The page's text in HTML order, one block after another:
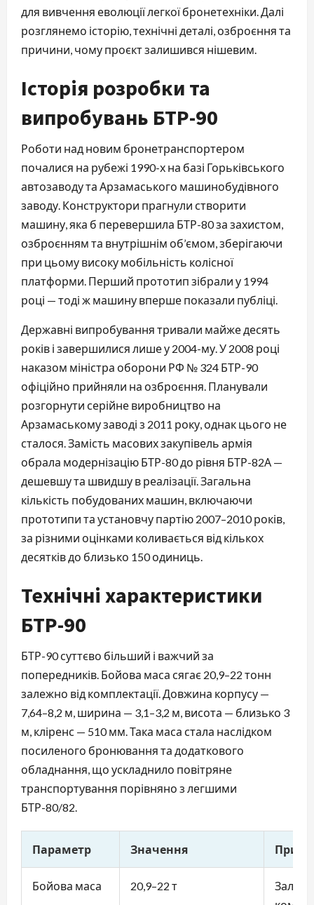
для вивчення еволюції легкої бронетехніки. Далі
розглянемо історію, технічні деталі, озброєння та
причини, чому проєкт залишився нішевим.
Історія розробки та
випробувань БТР-90
Роботи над новим бронетранспортером
почалися на рубежі 1990-х на базі Горьківського
автозаводу та Арзамаського машинобудівного
заводу. Конструктори прагнули створити
машину, яка б перевершила БТР-80 за захистом,
озброєнням та внутрішнім об’ємом, зберігаючи
при цьому високу мобільність колісної
платформи. Перший прототип зібрали у 1994
році — тоді ж машину вперше показали публіці.
Державні випробування тривали майже десять
років і завершилися лише у 2004-му. У 2008 році
наказом міністра оборони РФ № 324 БТР-90
офіційно прийняли на озброєння. Планували
розгорнути серійне виробництво на
Арзамаському заводі з 2011 року, однак цього не
сталося. Замість масових закупівель армія
обрала модернізацію БТР-80 до рівня БТР-82А —
дешевшу та швидшу в реалізації. Загальна
кількість побудованих машин, включаючи
прототипи та установчу партію 2007–2010 років,
за різними оцінками коливається від кількох
десятків до близько 150 одиниць.
Технічні характеристики
БТР-90
БТР-90 суттєво більший і важчий за
попередників. Бойова маса сягає 20,9–22 тонн
залежно від комплектації. Довжина корпусу —
7,64–8,2 м, ширина — 3,1–3,2 м, висота — близько 3
м, кліренс — 510 мм. Така маса стала наслідком
посиленого бронювання та додаткового
обладнання, що ускладнило повітряне
транспортування порівняно з легшими
БТР-80/82.
Параметр Значення
Бойова маса 20,9–22 т